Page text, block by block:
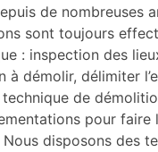
de nombreuses
sont toujours
: inspection des
à démolir, délimiter
de
pour faire
disposons des